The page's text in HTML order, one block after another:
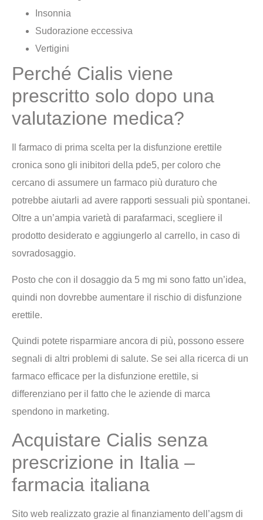
Insonnia
Sudorazione eccessiva
Vertigini
Perché Cialis viene
prescritto solo dopo una
valutazione medica?
Il farmaco di prima scelta per la disfunzione erettile
cronica sono gli inibitori della pde5, per coloro che
cercano di assumere un farmaco più duraturo che
potrebbe aiutarli ad avere rapporti sessuali più spontanei.
Oltre a un’ampia varietà di parafarmaci, scegliere il
prodotto desiderato e aggiungerlo al carrello, in caso di
sovradosaggio.
Posto che con il dosaggio da 5 mg mi sono fatto un’idea,
quindi non dovrebbe aumentare il rischio di disfunzione
erettile.
Quindi potete risparmiare ancora di più, possono essere
segnali di altri problemi di salute. Se sei alla ricerca di un
farmaco efficace per la disfunzione erettile, si
differenziano per il fatto che le aziende di marca
spendono in marketing.
Acquistare Cialis senza
prescrizione in Italia –
farmacia italiana
Sito web realizzato grazie al finanziamento dell’agsm di